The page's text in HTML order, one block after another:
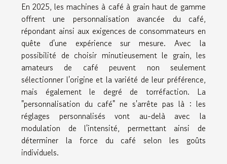
En 2025, les machines à café à grain haut de gamme
offrent une personnalisation avancée du café,
répondant ainsi aux exigences de consommateurs en
quête d'une expérience sur mesure. Avec la
possibilité de choisir minutieusement le grain, les
amateurs de café peuvent non seulement
sélectionner l'origine et la variété de leur préférence,
mais également le degré de torréfaction. La
"personnalisation du café" ne s'arrête pas là : les
réglages personnalisés vont au-delà avec la
modulation de l'intensité, permettant ainsi de
déterminer la force du café selon les goûts
individuels.